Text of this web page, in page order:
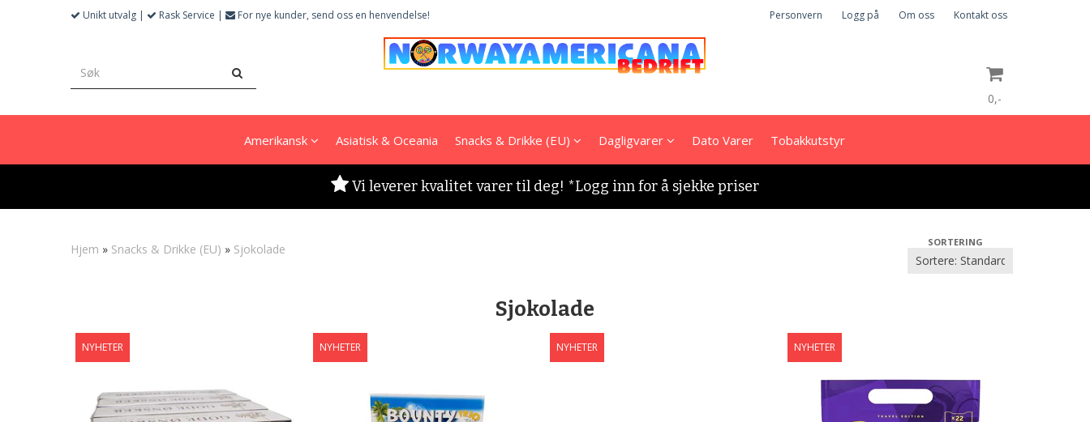
Unikt utvalg | Rask Service | For nye kunder, send oss en henvendelse! Personvern Logg på Om oss Kontakt oss
0,-
Amerikansk Asiatisk & Oceania Snacks & Drikke (EU) Dagligvarer Dato Varer Tobakkutstyr
Vi leverer kvalitet varer til deg! *Logg inn for å sjekke priser
Hjem » Snacks & Drikke (EU) » Sjokolade SORTERING
Sjokolade
NYHETER NYHETER NYHETER NYHETER